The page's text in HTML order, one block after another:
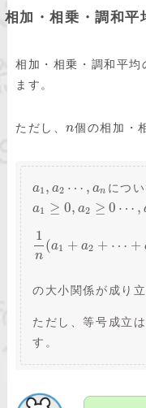
相加・相乗・調和平
相加・相乗・調和平均
ます。
ただし、n個の相加・
a1 , a2 ⋯ , an につ
a1 ≥ 0, a2 ≥ 0 ⋯ ,
1
n
(a1 + a2 + ⋯ +
の大小関係が成り立
ただし、等号成立は
す。